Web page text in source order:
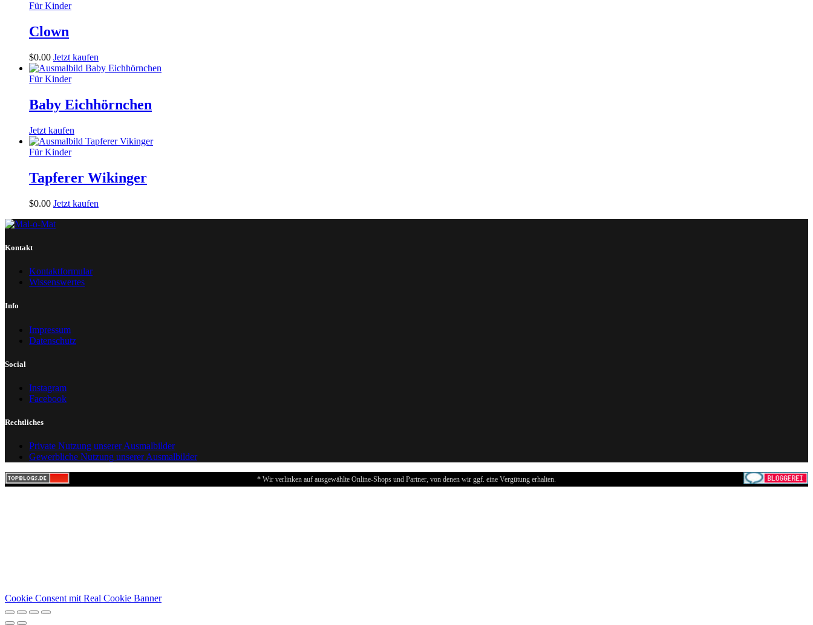
Für Kinder
Clown
$0.00 Jetzt kaufen
Für Kinder
Baby Eichhörnchen
Jetzt kaufen
Für Kinder
Tapferer Wikinger
$0.00 Jetzt kaufen
Kontakt
Kontaktformular
Wissenswertes
Info
Impressum
Datenschutz
Social
Instagram
Facebook
Rechtliches
Private Nutzung unserer Ausmalbilder
Gewerbliche Nutzung unserer Ausmalbilder
* Wir verlinken auf ausgewählte Online-Shops und Partner, von denen wir ggf. eine Vergütung erhalten.
Cookie Consent mit Real Cookie Banner